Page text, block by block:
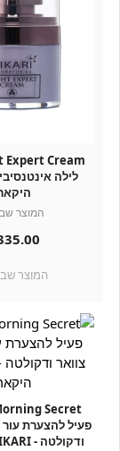
המוצר
המוצר
פעיל להצערת עור
ודקולטה - HIKARI | היקארי